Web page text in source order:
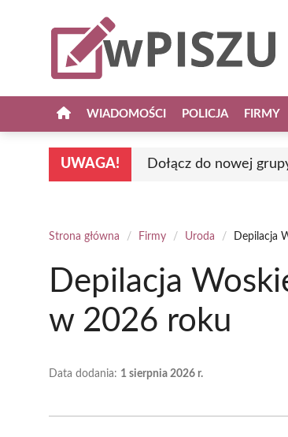
WIADOMOŚCI POLICJA FIRMY
UWAGA! Dołącz do nowej
Strona główna / Firmy / Uroda / Depilacja
Depilacja
w 2026 roku
Data dodania: 1 sierpnia 2026 r.